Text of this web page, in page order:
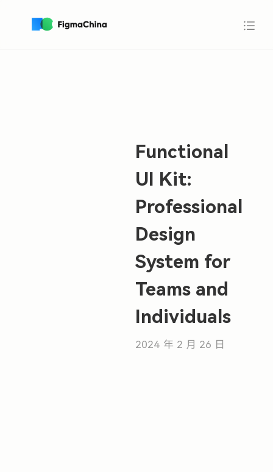
Functional
UI Kit:
Professional
Design
System for
Teams and
Individuals
2024 年 2 月 26 日